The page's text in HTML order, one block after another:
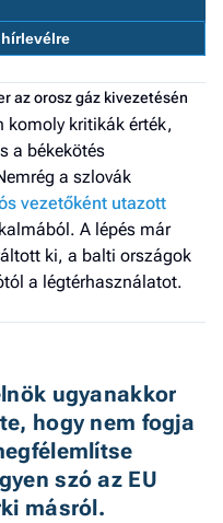
az orosz gáz kivezetésén
komoly kritikák érték,
a békekötés
a szlovák
vezetőként utazott
A lépés már
ki, a balti országok
a légtérhasználatot.
ugyanakkor
hogy nem fogja
szó az EU
másról.